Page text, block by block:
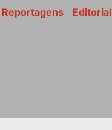
Editorial
Reportagens